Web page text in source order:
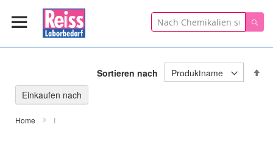
Suche
Home I
Sortieren nach
Einkaufen nach